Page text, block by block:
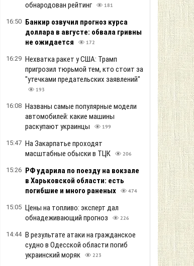
обнародован рейтинг
181
16:50 Банкир озвучил прогноз курса
доллара в августе: обвала гривны
не ожидается
172
16:29 Нехватка ракет у США: Трамп
пригрозил тюрьмой тем, кто стоит за
"утечками предательских заявлений"
193
16:08 Названы самые популярные модели
автомобилей: какие машины
раскупают украинцы
199
15:47 На Закарпатье проходят
масштабные обыски в ТЦК
206
15:26 РФ ударила по поезду на вокзале
в Харьковской области: есть
погибшие и много раненых
474
15:05 Цены на топливо: эксперт дал
обнадеживающий прогноз
226
14:44 В результате атаки на гражданское
судно в Одесской области погиб
украинский моряк
223